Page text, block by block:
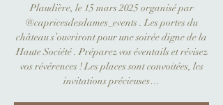
Plaudière, le 15 mars 2025 organisé par
@capricesdesdames_events . Les portes du
château s’ouvriront pour une soirée digne de la
Haute Société . Préparez vos éventails et révisez
vos révérences ! Les places sont convoitées, les
invitations précieuses…